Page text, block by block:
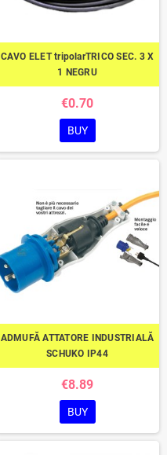
CAVO ELET tripolarTRICO SEC. 3 X
1 NEGRU
€0.70
BUY
ADMUFĂ ATTATORE INDUSTRIALĂ
SCHUKO IP44
€8.89
BUY